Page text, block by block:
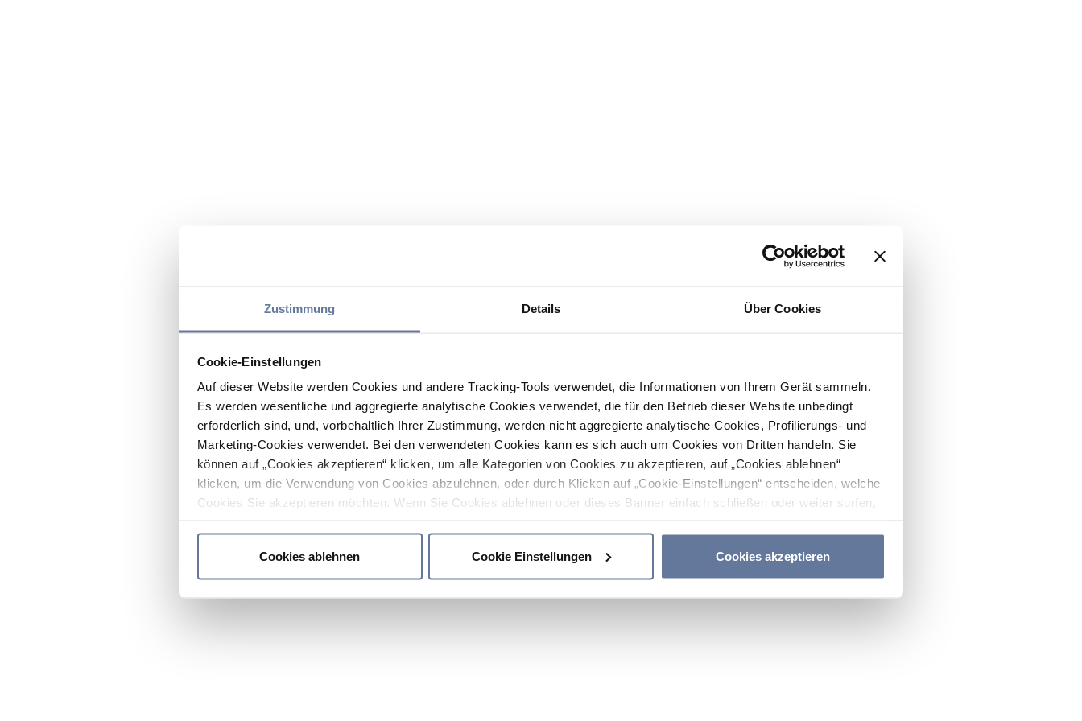
Zustimmung Details Über Cookies
Cookie-Einstellungen
Auf dieser Website werden Cookies und andere Tracking-Tools verwendet, die Informationen von Ihrem Gerät sammeln.
Es werden wesentliche und aggregierte analytische Cookies verwendet, die für den Betrieb dieser Website unbedingt
erforderlich sind, und, vorbehaltlich Ihrer Zustimmung, werden nicht aggregierte analytische Cookies, Profilierungs- und
Marketing-Cookies verwendet. Bei den verwendeten Cookies kann es sich auch um Cookies von Dritten handeln. Sie
können auf „Cookies akzeptieren“ klicken, um alle Kategorien von Cookies zu akzeptieren, auf „Cookies ablehnen“
klicken, um die Verwendung von Cookies abzulehnen, oder durch Klicken auf „Cookie-Einstellungen“ entscheiden, welche
Cookies Sie akzeptieren möchten. Wenn Sie Cookies ablehnen oder dieses Banner einfach schließen oder weiter surfen,
Cookies ablehnen
Cookie Einstellungen Cookies akzeptieren